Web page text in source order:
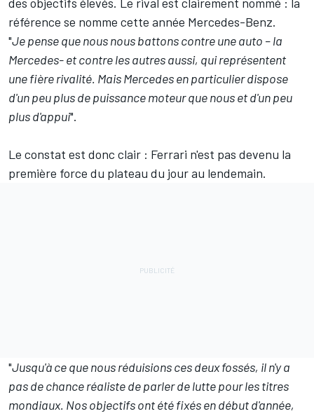
référence se nomme cette année Mercedes-Benz.
"Je pense que nous nous battons contre une auto – la
Mercedes- et contre les autres aussi, qui représentent
une fière rivalité. Mais Mercedes en particulier dispose
d'un peu plus de puissance moteur que nous et d'un peu
plus d'appui".
Le constat est donc clair : Ferrari n'est pas devenu la
première force du plateau du jour au lendemain.
"Jusqu'à ce que nous réduisions ces deux fossés, il n'y a
pas de chance réaliste de parler de lutte pour les titres
mondiaux. Nos objectifs ont été fixés en début d'année,